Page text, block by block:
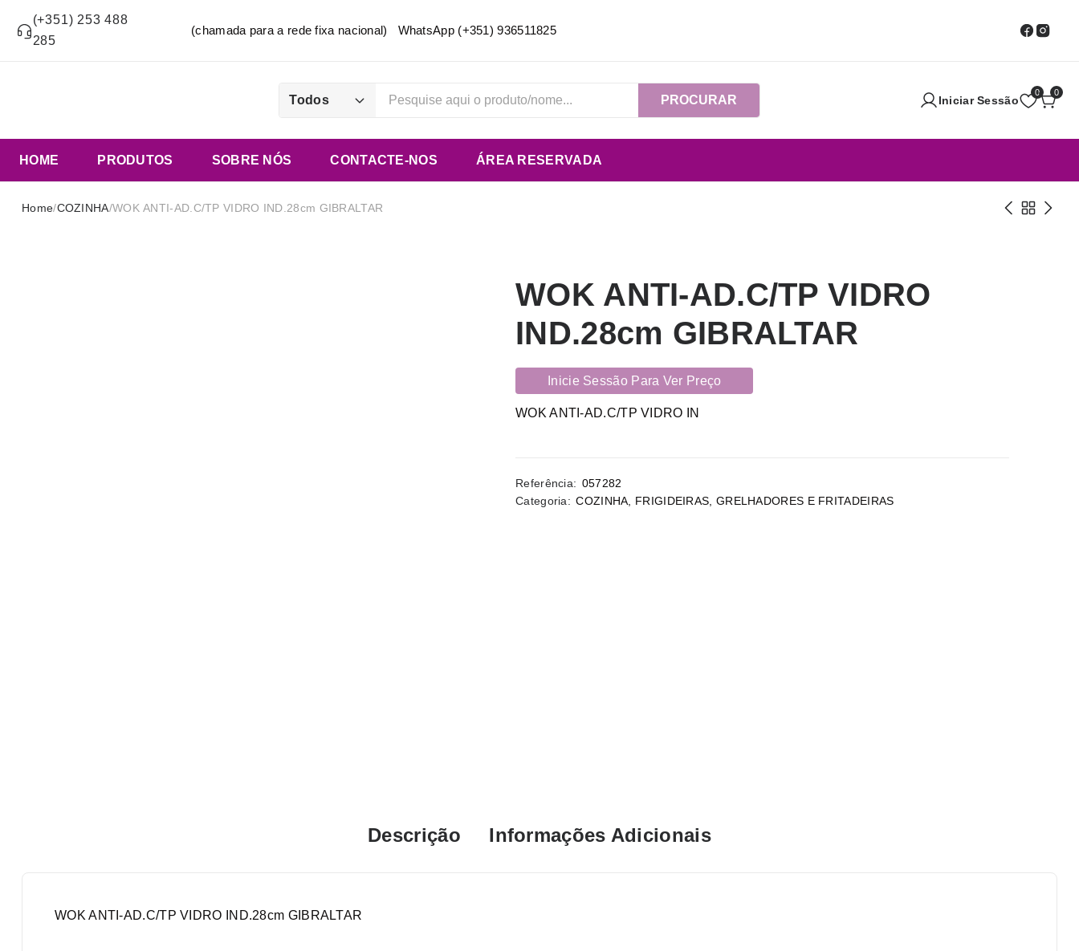
(+351) 253 488
285
(chamada para a rede fixa nacional) WhatsApp (+351) 936511825
Todos PROCURAR Iniciar Sessão
0 0
HOME PRODUTOS SOBRE NÓS CONTACTE-NOS ÁREA RESERVADA
Home/COZINHA/WOK ANTI-AD.C/TP VIDRO IND.28cm GIBRALTAR
WOK ANTI-AD.C/TP VIDRO
IND.28cm GIBRALTAR
Inicie Sessão Para Ver Preço
WOK ANTI-AD.C/TP VIDRO IN
Referência: 057282
Categoria: COZINHA FRIGIDEIRAS, GRELHADORES E FRITADEIRAS
Descrição Informações Adicionais
WOK ANTI-AD.C/TP VIDRO IND.28cm GIBRALTAR